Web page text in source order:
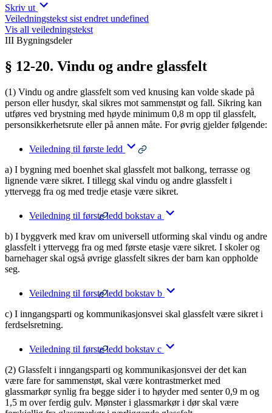
Skriv ut
Veiledningstekst sist endret undefined
Vis all veiledningstekst
III Bygningsdeler
§ 12-20. Vindu og andre glassfelt
(1) Vindu og andre glassfelt som ved knusing kan volde skade på
person eller husdyr, skal sikres mot sammenstøt og fall. Sikring kan
utføres ved brystning med høyde minimum 0,8 m opp til glassfelt,
personsikkerhetsrute eller på annen måte. For øvrig gjelder følgende:
Veiledning til første ledd
a) I bygning med boenhet skal glassfelt mot balkong, terrasse og
lignende være sikret. I tillegg skal vindu og andre glassfelt i
yttervegg fra og med tredje etasje være sikret.
Veiledning til første ledd bokstav a
b) I byggverk med krav om universell utforming skal vindu og andre
glassfelt i yttervegg fra og med første etasje være sikret. I skoler og
barnehager skal også øvrige glassfelt sikres der barn kan oppholde
seg.
Veiledning til første ledd bokstav b
c) I inngangsparti og kommunikasjonsvei skal glassfelt være sikret i
ferdselsretning.
Veiledning til første ledd bokstav c
(2) Glassfelt i inngangsparti og kommunikasjonsvei der det kan
være fare for sammenstøt, skal være kontrastmerket med
glassmarkør synlig fra begge sider i to høyder med senter 0,9 m og
1,5 m over ferdig gulv. Mønster i glassmarkør i dør skal være